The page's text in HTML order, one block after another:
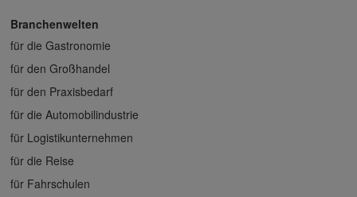
Branchenwelten
für die Gastronomie
für den Großhandel
für den Praxisbedarf
für die Automobilindustrie
für Logistikunternehmen
für die Reise
für Fahrschulen